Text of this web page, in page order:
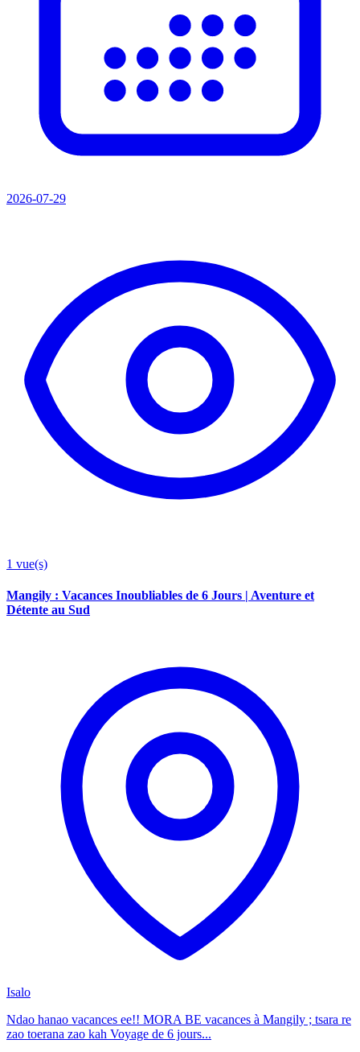
2026-07-29
1 vue(s)
Mangily : Vacances Inoubliables de 6 Jours | Aventure et
Détente au Sud
Isalo
Ndao hanao vacances ee!! MORA BE vacances à Mangily ; tsara re
zao toerana zao kah Voyage de 6 jours...